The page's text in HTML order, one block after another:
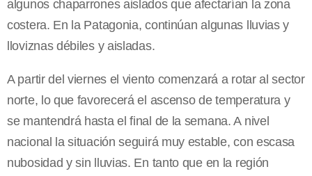
algunos chaparrones aislados que afectarían la zona
costera. En la Patagonia, continúan algunas lluvias y
lloviznas débiles y aisladas.
A partir del viernes el viento comenzará a rotar al sector
norte, lo que favorecerá el ascenso de temperatura y
se mantendrá hasta el final de la semana. A nivel
nacional la situación seguirá muy estable, con escasa
nubosidad y sin lluvias. En tanto que en la región